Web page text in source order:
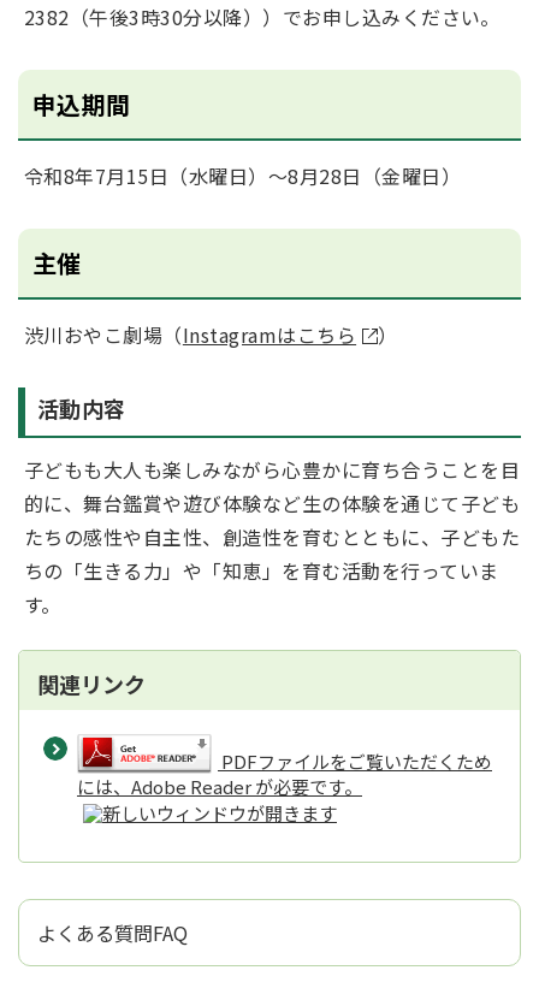
2382（午後3時30分以降））でお申し込みください。
申込期間
令和8年7月15日（水曜日）～8月28日（金曜日）
主催
渋川おやこ劇場（Instagramはこちら ）
活動内容
子どもも大人も楽しみながら心豊かに育ち合うことを目
的に、舞台鑑賞や遊び体験など生の体験を通じて子ども
たちの感性や自主性、創造性を育むとともに、子どもた
ちの「生きる力」や「知恵」を育む活動を行っていま
す。
関連リンク
PDFファイルをご覧いただくため
には、Adobe Reader が必要です。
よくある質問FAQ